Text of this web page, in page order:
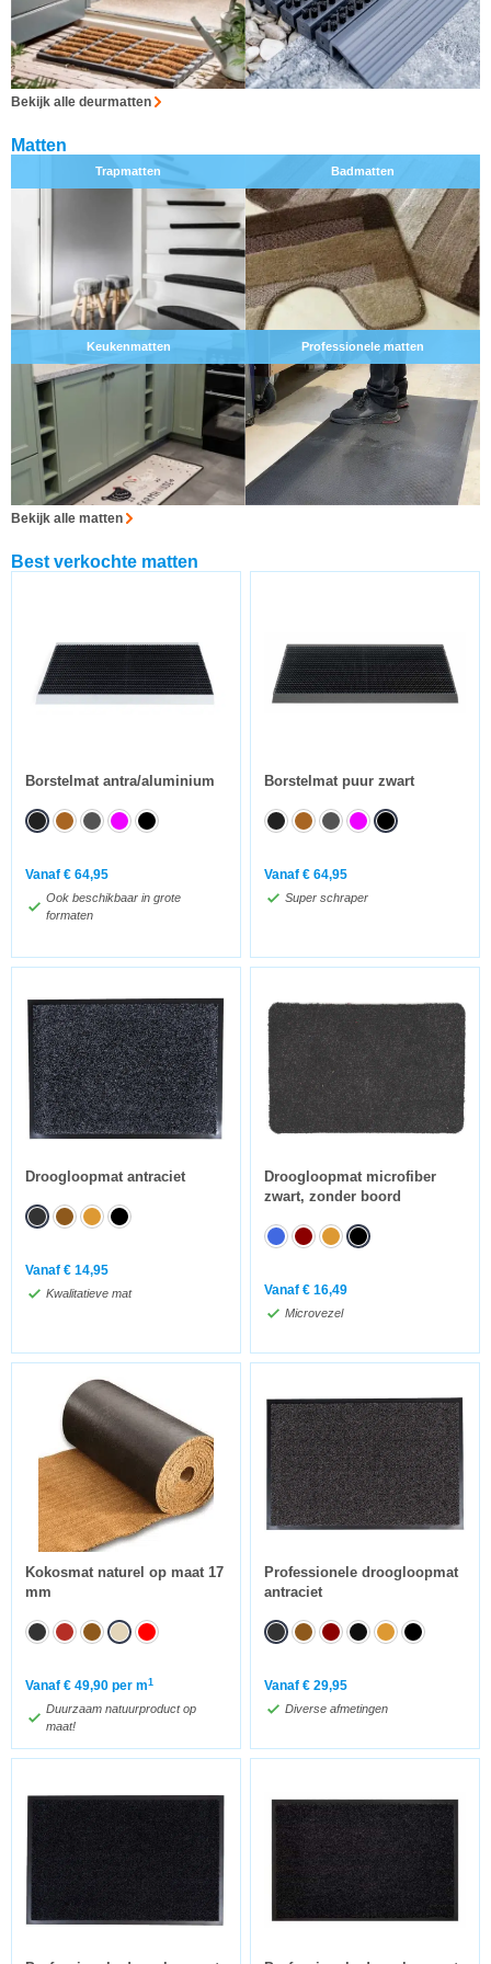
Bekijk alle deurmatten
Matten
Trapmatten Badmatten
Keukenmatten Professionele matten
Bekijk alle matten
Best verkochte matten
Borstelmat antra/aluminium
Vanaf € 64,95
Ook beschikbaar in grote
formaten
Borstelmat puur zwart
Vanaf € 64,95
Super schraper
Droogloopmat antraciet
Vanaf € 14,95
Kwalitatieve mat
Droogloopmat microfiber
zwart, zonder boord
Vanaf € 16,49
Microvezel
Kokosmat naturel op maat 17
mm
Vanaf € 49,90 per m1
Duurzaam natuurproduct op
maat!
Professionele droogloopmat
antraciet
Vanaf € 29,95
Diverse afmetingen